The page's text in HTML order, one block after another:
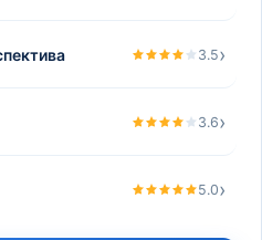
3.5›
3.6›
5.0›